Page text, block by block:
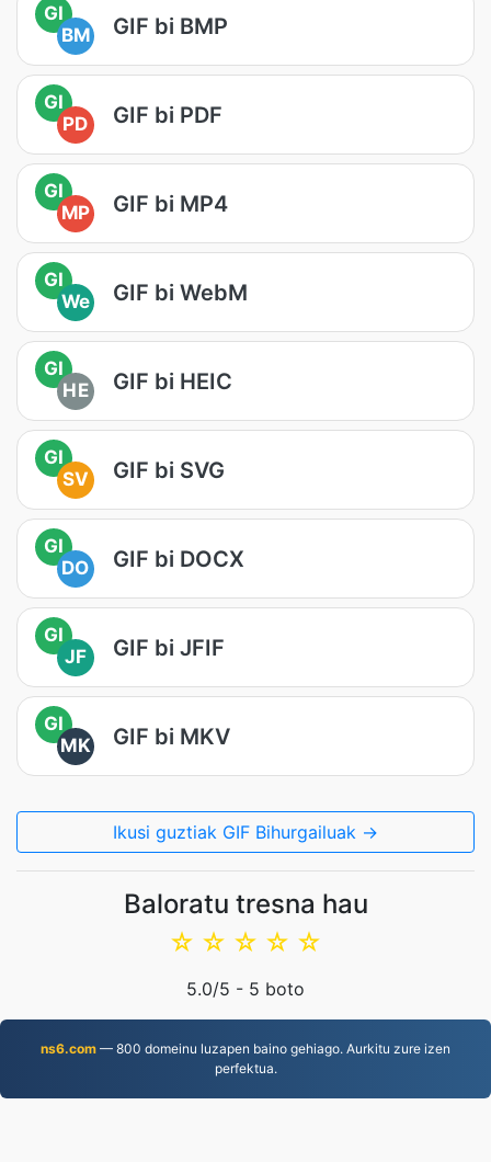
GI
BM
GIF bi BMP
GI
PD
GIF bi PDF
GI
MP
GIF bi MP4
GI
We
GIF bi WebM
GI
HE
GIF bi HEIC
GI
SV
GIF bi SVG
GI
DO
GIF bi DOCX
GI
JF
GIF bi JFIF
GI
MK
GIF bi MKV
Ikusi guztiak GIF Bihurgailuak →
Baloratu tresna hau
☆
☆
☆
☆
☆
5.0/5 - 5 boto
ns6.com — 800 domeinu luzapen baino gehiago. Aurkitu zure izen
perfektua.